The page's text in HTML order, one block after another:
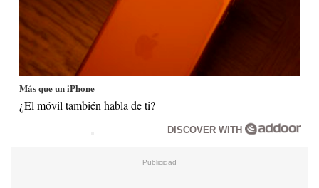
Más que un iPhone
¿El móvil también habla de ti?
DISCOVER WITH